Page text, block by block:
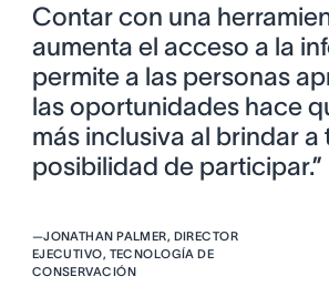
Contar con una
aumenta el acceso a la
permite a las personas
las oportunidades hace
más inclusiva al brindar a
posibilidad de participar.”
—JONATHAN PALMER, DIRECTOR
EJECUTIVO, TECNOLOGÍA DE
CONSERVACIÓN